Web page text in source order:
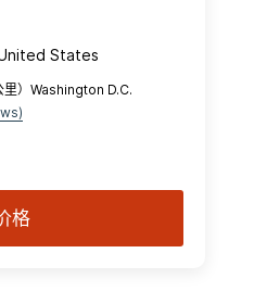
States
里）Washington D.C.
格